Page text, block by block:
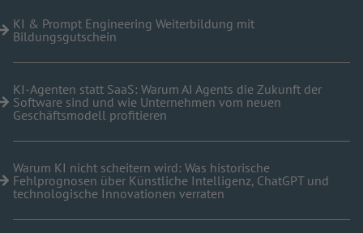
KI & Prompt Engineering Weiterbildung mit
Bildungsgutschein
KI-Agenten statt SaaS: Warum AI Agents die Zukunft der
Software sind und wie Unternehmen vom neuen
Geschäftsmodell profitieren
Warum KI nicht scheitern wird: Was historische
Fehlprognosen über Künstliche Intelligenz, ChatGPT und
technologische Innovationen verraten